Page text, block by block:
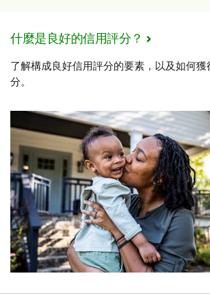
什麼是良好的信用評分？
了解構成良好信用評分的要素，以及如何
分。